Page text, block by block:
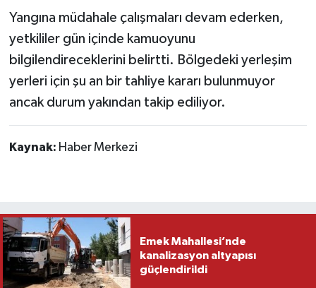
Yangına müdahale çalışmaları devam ederken,
yetkililer gün içinde kamuoyunu
bilgilendireceklerini belirtti. Bölgedeki yerleşim
yerleri için şu an bir tahliye kararı bulunmuyor
ancak durum yakından takip ediliyor.
Kaynak: Haber Merkezi
Emek Mahallesi’nde
kanalizasyon altyapısı
güçlendirildi